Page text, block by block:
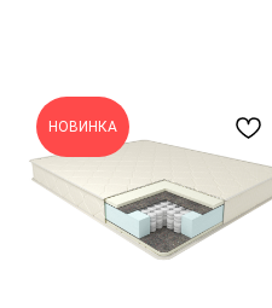
НОВИНКА